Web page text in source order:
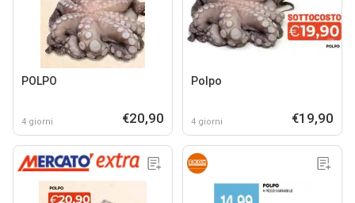
POLPO
4 giorni €20,90
Polpo
4 giorni €19,90